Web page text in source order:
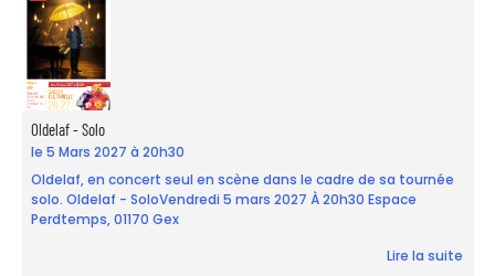
Oldelaf - Solo
le 5 Mars 2027 à 20h30
Oldelaf, en concert seul en scène dans le cadre de sa tournée
solo. Oldelaf - SoloVendredi 5 mars 2027 À 20h30 Espace
Perdtemps, 01170 Gex
Lire la suite